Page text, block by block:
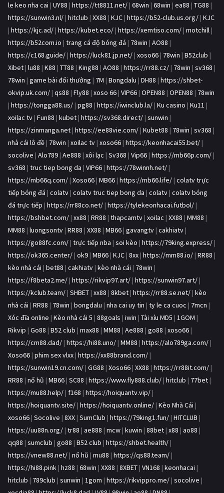
le keo nha cai | UY88 | https://tt8811.net/ | 68win | 68win | ea88 | TG88 |
https://sunwin3.nl/ | hitclub | XX88 | KJC | https://b52-club.us.org/ | KJC
| https://kjc.ad/ | https://kubet.eco/ | https://xemtiso.com/ | motchill |
https://b52com.io | trang cá độ bóng đá | 78win | AO88 |
https://c168.guide/ | https://luck81.jp.net/ | xoso66 | 78win | B52club |
Xibet | lu88 | K88 | TT88 | King88 | AO88 | https://rr88.cz/ | 78win | sv368 |
78win | game bài đổi thưởng | 7M | Bongdalu | DH88 | https://shbet-
okvip.uk.com/ | qs88 | Fly88 | xoso 66 | VIP66 | OPEN88 | OPEN88 | 78win
| https://tongga88.us/ | pg88 | https://iwinclub.la/ | Ku casino | Ku11 |
xoilac tv | Fun88 | kubet | https://sv368.direct/ | sunwin |
https://zinmanga.net | https://ee88vie.com/ | Kubet88 | 78win | sv368 |
nhà cái lô đề | 78win | xoilac tv | xoso66 | https://keonhacai55.bet/ |
socolive | Alo789 | Ae888 | xôi lạc | Sv368 | Vip66 | https://mb66p.com/ |
sv368 | truc tiep bong da | VIP66 | https://78winnh.net/ |
https://mb66q.com/ | Xoso66 | MB66 | https://mb66.life/ | colatv trực
tiếp bóng đá | colatv | colatv truc tiep bong da | colatv | colatv bóng
đá trực tiếp | https://rr88co.net/ | https://tylekeonhacai.futbol/ |
https://bshbet.com/ | xx88 | RR88 | thapcamtv | xoilac | XX88 | MM88 |
MM88 | luongsontv | RR88 | XX88 | MB66 | gavangtv | cakhiatv |
https://go88fc.com/ | trực tiếp nba | soi kèo | https://79king.express/ |
https://ok365.center/ | ok9 | MB66 | KJC | 8xx | https://mm88.io/ | RR88 |
kèo nhà cái | bet88 | cakhiatv | kèo nhà cái | 78win |
https://f8beta2.me/ | https://rikvip97.art/ | https://sunwin97.art/ |
https://kclub.team/ | SHBET | xx88 | 8kbet | https://rr88.se.net/ | kèo
nhà cái | RR88 | 78win | bongdalu | nha cai uy tin | ty le ca cuoc | 7mcn |
Xóc đĩa online | Kèo nhà cái 5 | 88goals | iwin | Tài xỉu MD5 | 1GOM |
Rikvip | Go88 | B52 club | max88 | MM88 | Ae888 | go88 | xoso66 |
https://cm88.dad/ | https://hi88.uno/ | MM88 | https://alo789ga.com/ |
Xoso66 | phim sex vlxx | https://xx88brand.com/ |
https://sunwin19.cn.com/ | GG88 | Xoso66 | XX88 | https://rr88it.com/ |
RR88 | nổ hũ | MB66 | SC88 | https://www.fly888.club/ | hitclub | 77bet |
https://mu88.help/ | f168 | https://hoiquantv.vip/ |
https://hoiquantv.site/ | https://hoiquantv.online/ | Kèo Nhà Cái |
xoso66 | Socolive | 8XX | SumClub | https://79king1.fun/ | HITCLUB |
https://uu88n.org/ | tr88 | ae888 | mcw | kuwin | 88bet | x88 | ao88 |
qq88 | sumclub | go88 | B52 club | https://shbet.health/ |
https://vnew88.net/ | nổ hũ | mu88 | https://qs88.team/ |
https://hi88.pink | hz88 | 68win | XX88 | 8XBET | VN168 | keonhacai |
hitclub | 789club | sunwin | 1gom | https://rikvippro.me/ | socolive |